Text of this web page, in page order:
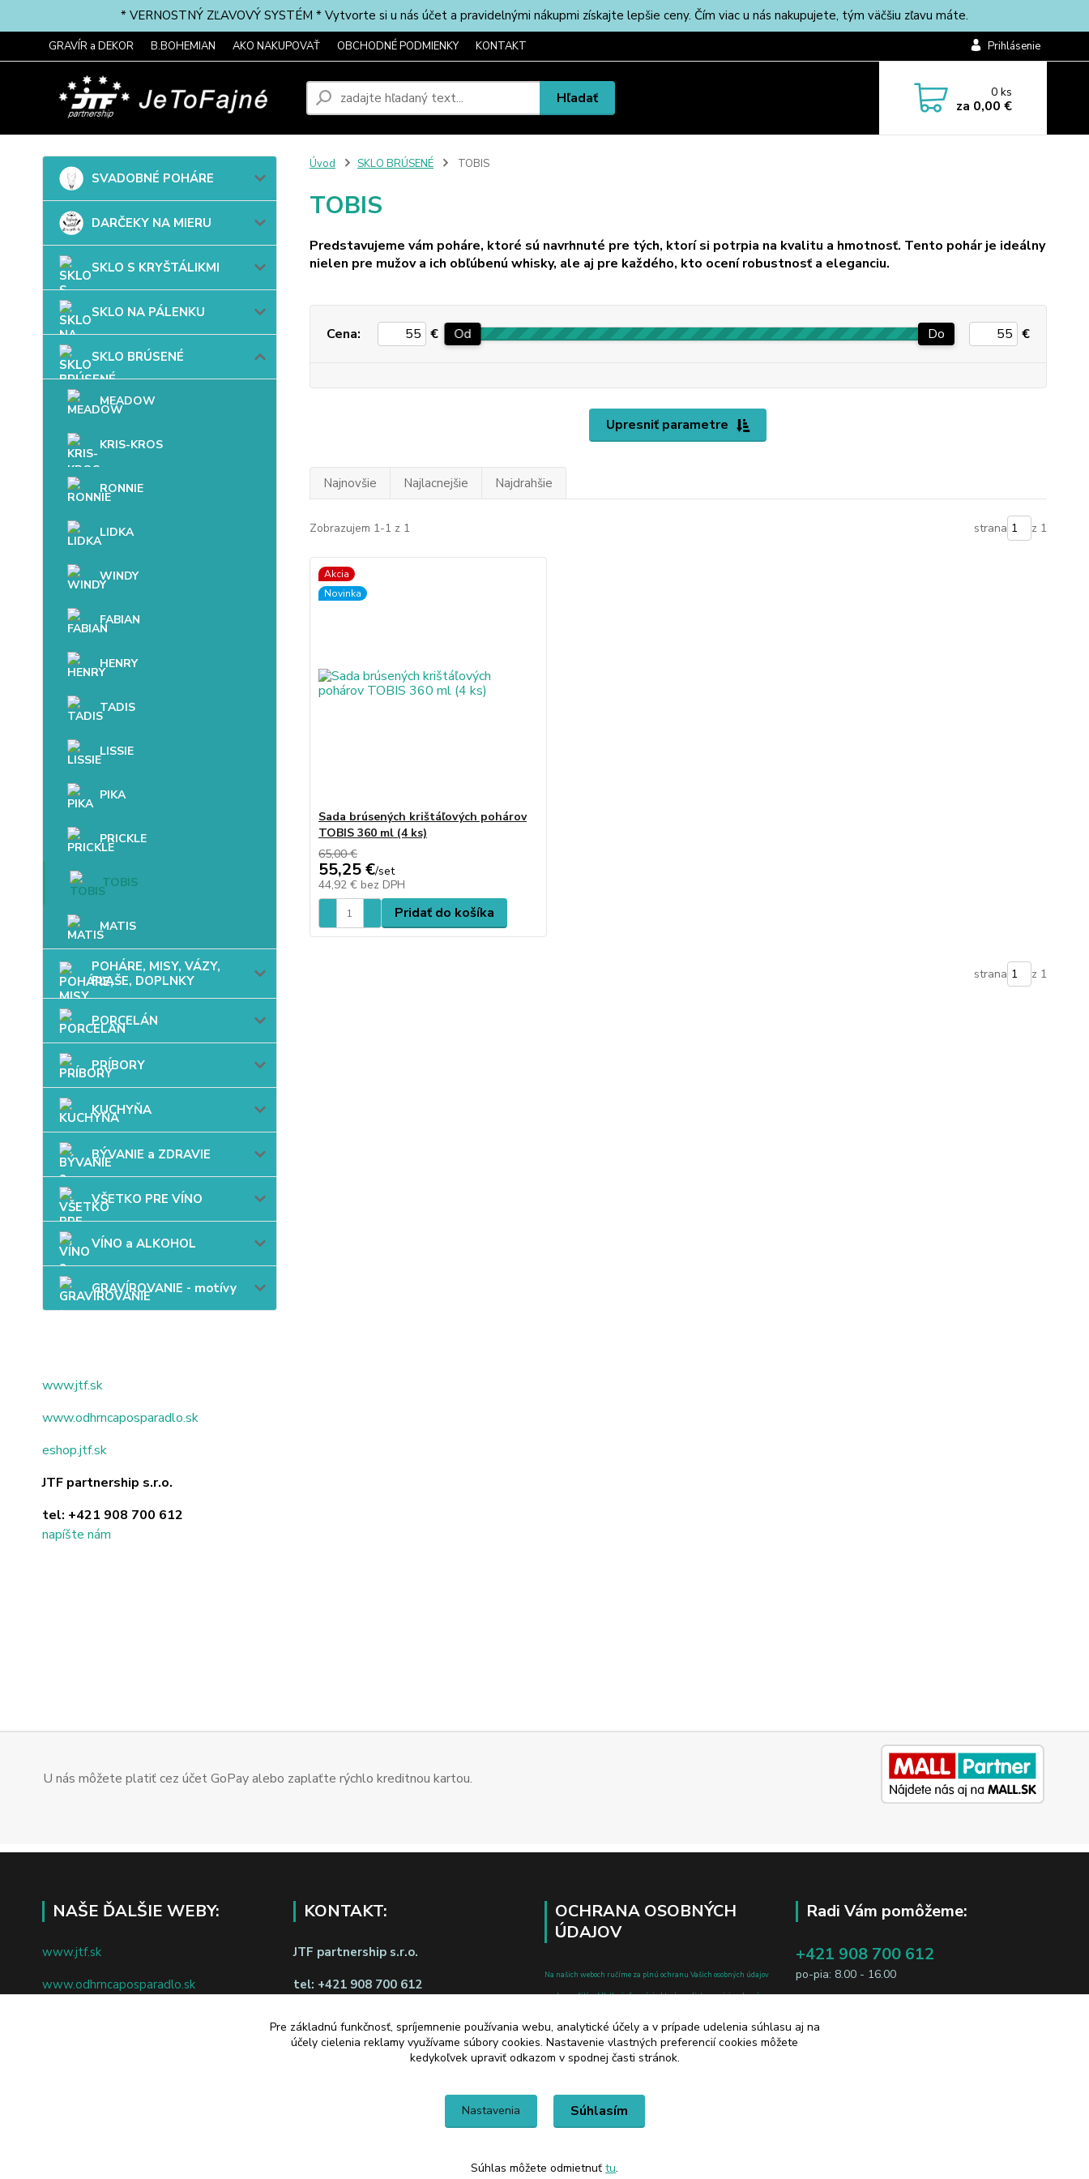
* VERNOSTNÝ ZĽAVOVÝ SYSTÉM * Vytvorte si u nás účet a pravidelnými nákupmi získajte lepšie ceny. Čím viac u nás nakupujete, tým väčšiu zľavu máte.
GRAVÍR a DEKOR B.BOHEMIAN AKO NAKUPOVAŤ OBCHODNÉ PODMIENKY KONTAKT Prihlásenie
Hľadať 0ks
za 0,00 €
SVADOBNÉ POHÁRE
DARČEKY NA MIERU
SKLO S KRYŠTÁLIKMI
SKLO NA PÁLENKU
SKLO BRÚSENÉ
MEADOW
KRIS-KROS
RONNIE
LIDKA
WINDY
FABIAN
HENRY
TADIS
LISSIE
PIKA
PRICKLE
TOBIS
MATIS
POHÁRE, MISY, VÁZY,
FĽAŠE, DOPLNKY
PORCELÁN
PRÍBORY
KUCHYŇA
BÝVANIE a ZDRAVIE
VŠETKO PRE VÍNO
VÍNO a ALKOHOL
GRAVÍROVANIE - motívy
www.jtf.sk
www.odhrncaposparadlo.sk
eshop.jtf.sk
JTF partnership s.r.o.
tel: +421 908 700 612
napíšte nám
Úvod SKLO BRÚSENÉ TOBIS
TOBIS
Predstavujeme vám poháre, ktoré sú navrhnuté pre tých, ktorí si potrpia na kvalitu a hmotnosť. Tento pohár je ideálny
nielen pre mužov a ich obľúbenú whisky, ale aj pre každého, kto ocení robustnosť a eleganciu.
Upresniť parametre
Cena: € Od Do €
Najnovšie Najlacnejšie Najdrahšie
Zobrazujem 1-1 z 1 strana z 1
Akcia
Novinka
Sada brúsených krištáľových pohárov
TOBIS 360 ml (4 ks)
65,00 €
55,25 €/set
44,92 € bez DPH
Pridať do košíka
strana z 1
U nás môžete platiť cez účet GoPay alebo zaplaťte rýchlo kreditnou kartou.
NAŠE ĎALŠIE WEBY:
www.jtf.sk
www.odhrncaposparadlo.sk
KONTAKT:
JTF partnership s.r.o.
tel: +421 908 700 612
napíšte nám
Odstúpiť od zmluvy tu
OCHRANA OSOBNÝCH
ÚDAJOV
Na našich weboch ručíme za plnú ochranu Vašich osobných údajov
pred zneužitím. Všetky informácie, ktoré uvediete o svojej osobe, sú
a o zmene a doplnení niektorých zákonov.
Radi Vám pomôžeme:
+421 908 700 612
po-pia: 8.00 - 16.00
Pre základnú funkčnosť, spríjemnenie používania webu, analytické účely a v prípade udelenia súhlasu aj na
účely cielenia reklamy využívame súbory cookies. Nastavenie vlastných preferencií cookies môžete
kedykoľvek upraviť odkazom v spodnej časti stránok.
Nastavenia Súhlasím
Súhlas môžete odmietnuť tu.